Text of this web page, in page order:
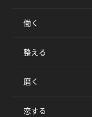
働く
整える
磨く
恋する